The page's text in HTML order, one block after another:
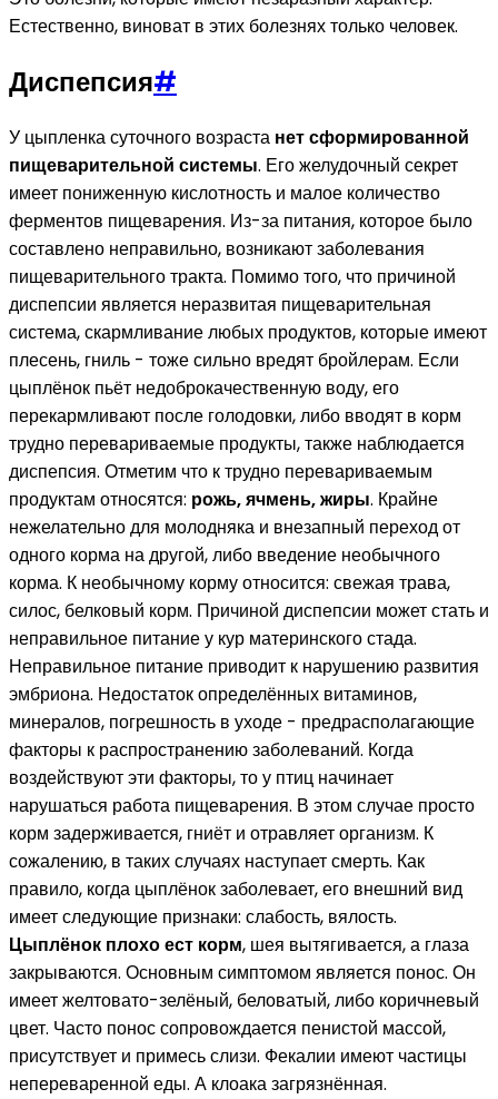
Естественно, виноват в этих болезнях только человек.
Диспепсия#
У цыпленка суточного возраста нет сформированной
пищеварительной системы. Его желудочный секрет
имеет пониженную кислотность и малое количество
ферментов пищеварения. Из-за питания, которое было
составлено неправильно, возникают заболевания
пищеварительного тракта. Помимо того, что причиной
диспепсии является неразвитая пищеварительная
система, скармливание любых продуктов, которые имеют
плесень, гниль - тоже сильно вредят бройлерам. Если
цыплёнок пьёт недоброкачественную воду, его
перекармливают после голодовки, либо вводят в корм
трудно перевариваемые продукты, также наблюдается
диспепсия. Отметим что к трудно перевариваемым
продуктам относятся: рожь, ячмень, жиры. Крайне
нежелательно для молодняка и внезапный переход от
одного корма на другой, либо введение необычного
корма. К необычному корму относится: свежая трава,
силос, белковый корм. Причиной диспепсии может стать и
неправильное питание у кур материнского стада.
Неправильное питание приводит к нарушению развития
эмбриона. Недостаток определённых витаминов,
минералов, погрешность в уходе - предрасполагающие
факторы к распространению заболеваний. Когда
воздействуют эти факторы, то у птиц начинает
нарушаться работа пищеварения. В этом случае просто
корм задерживается, гниёт и отравляет организм. К
сожалению, в таких случаях наступает смерть. Как
правило, когда цыплёнок заболевает, его внешний вид
имеет следующие признаки: слабость, вялость.
Цыплёнок плохо ест корм, шея вытягивается, а глаза
закрываются. Основным симптомом является понос. Он
имеет желтовато-зелёный, беловатый, либо коричневый
цвет. Часто понос сопровождается пенистой массой,
присутствует и примесь слизи. Фекалии имеют частицы
непереваренной еды. А клоака загрязнённая.